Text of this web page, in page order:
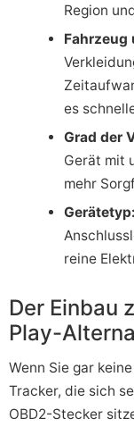
Region
Fahrzeug
es
Grad der
Gerät mit
mehr
Gerätetyp:
reine
Der Einbau
Play-
Wenn Sie gar
Tracker, die sich
OBD2-Stecker